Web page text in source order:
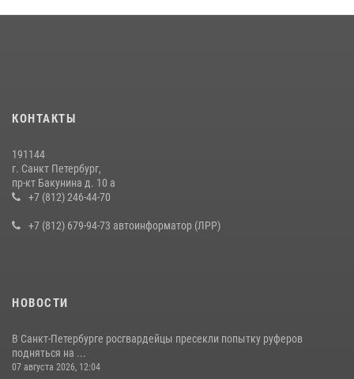
КОНТАКТЫ
191144
г. Санкт Петербург,
пр-кт Бакунина д. 10 а
+7 (812) 246-44-70
+7 (812) 679-94-73 автоинформатор (ЛРР)
НОВОСТИ
В Санкт-Петербурге росгвардейцы пресекли попытку руферов
подняться на ...
07 августа 2026, 12:04